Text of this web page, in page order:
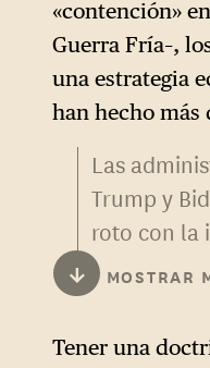
«contención»
Guerra Fría–,
una estrategia
han hecho más
Las
Trump y
roto con la
prevalecía
que la
de los
↓ MOSTRAR
Tener una